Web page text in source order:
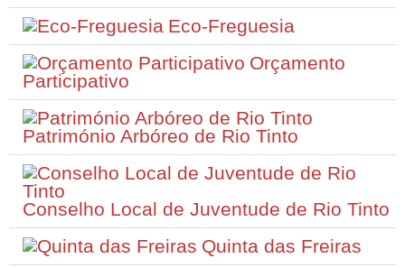
Eco-Freguesia
Orçamento
Participativo
Património Arbóreo de Rio Tinto
Conselho Local de Juventude de Rio Tinto
Quinta das Freiras